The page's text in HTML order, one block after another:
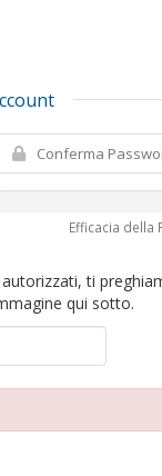
Efficacia della
ti
qui sotto.